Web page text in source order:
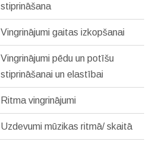
stiprināšana
Vingrinājumi gaitas izkopšanai
Vingrinājumi pēdu un potīšu
stiprināšanai un elastībai
Ritma vingrinājumi
Uzdevumi mūzikas ritmā/ skaitā